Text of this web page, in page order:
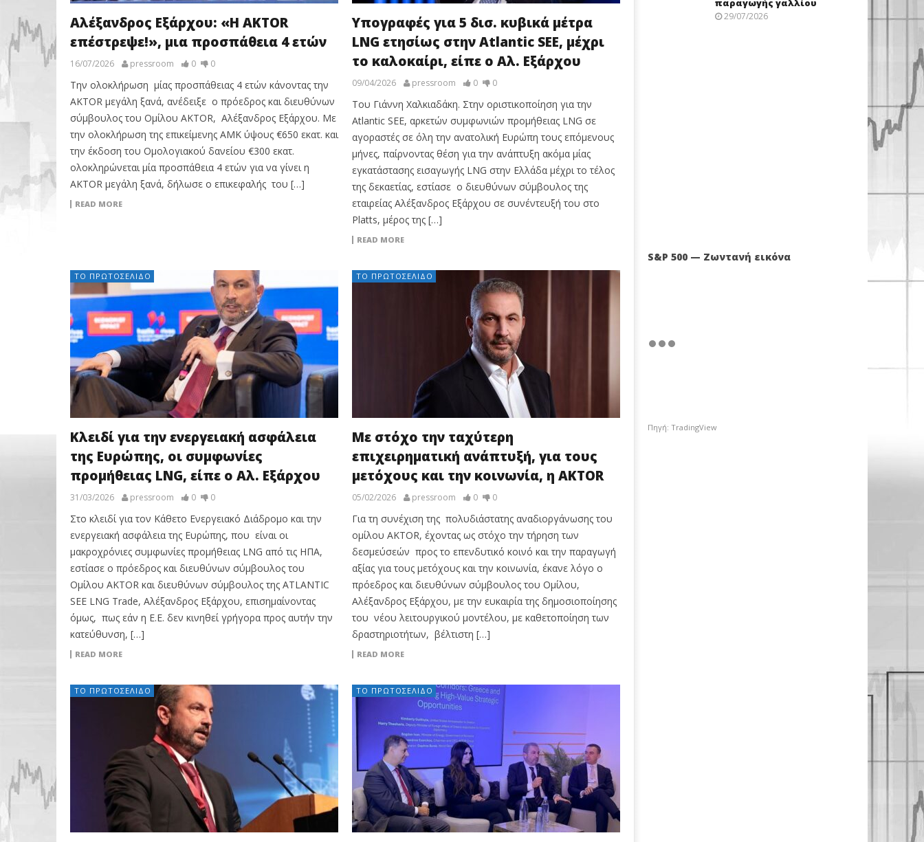
Αλέξανδρος Εξάρχου: «Η AKTOR
επέστρεψε!», μια προσπάθεια 4 ετών
16/07/2026 pressroom 0 0
Την ολοκλήρωση μίας προσπάθειας 4 ετών κάνοντας την
AKTOR μεγάλη ξανά, ανέδειξε ο πρόεδρος και διευθύνων
σύμβουλος του Ομίλου AKTOR, Αλέξανδρος Εξάρχου. Με
την ολοκλήρωση της επικείμενης ΑΜΚ ύψους €650 εκατ. και
την έκδοση του Ομολογιακού δανείου €300 εκατ.
ολοκληρώνεται μία προσπάθεια 4 ετών για να γίνει η
AKTOR μεγάλη ξανά, δήλωσε ο επικεφαλής του […]
READ MORE
Υπογραφές για 5 δισ. κυβικά μέτρα
LNG ετησίως στην Atlantic SEE, μέχρι
το καλοκαίρι, είπε ο Αλ. Εξάρχου
09/04/2026 pressroom 0 0
Του Γιάννη Χαλκιαδάκη. Στην οριστικοποίηση για την
Atlantic SEE, αρκετών συμφωνιών προμήθειας LNG σε
αγοραστές σε όλη την ανατολική Ευρώπη τους επόμενους
μήνες, παίρνοντας θέση για την ανάπτυξη ακόμα μίας
εγκατάστασης εισαγωγής LNG στην Ελλάδα μέχρι το τέλος
της δεκαετίας, εστίασε ο διευθύνων σύμβουλος της
εταιρείας Αλέξανδρος Εξάρχου σε συνέντευξή του στο
Platts, μέρος της […]
READ MORE
ΤΟ ΠΡΩΤΟΣΈΛΙΔΟ
Κλειδί για την ενεργειακή ασφάλεια
της Ευρώπης, οι συμφωνίες
προμήθειας LNG, είπε ο Αλ. Εξάρχου
31/03/2026 pressroom 0 0
Στο κλειδί για τον Κάθετο Ενεργειακό Διάδρομο και την
ενεργειακή ασφάλεια της Ευρώπης, που είναι οι
μακροχρόνιες συμφωνίες προμήθειας LNG από τις ΗΠΑ,
εστίασε ο πρόεδρος και διευθύνων σύμβουλος του
Ομίλου AKTOR και διευθύνων σύμβουλος της ATLANTIC
SEE LNG Trade, Αλέξανδρος Εξάρχου, επισημαίνοντας
όμως, πως εάν η Ε.Ε. δεν κινηθεί γρήγορα προς αυτήν την
κατεύθυνση, […]
READ MORE
ΤΟ ΠΡΩΤΟΣΈΛΙΔΟ
Με στόχο την ταχύτερη
επιχειρηματική ανάπτυξή, για τους
μετόχους και την κοινωνία, η AKTOR
05/02/2026 pressroom 0 0
Για τη συνέχιση της πολυδιάστατης αναδιοργάνωσης του
ομίλου AKTOR, έχοντας ως στόχο την τήρηση των
δεσμεύσεών προς το επενδυτικό κοινό και την παραγωγή
αξίας για τους μετόχους και την κοινωνία, έκανε λόγο ο
πρόεδρος και διευθύνων σύμβουλος του Ομίλου,
Αλέξανδρος Εξάρχου, με την ευκαιρία της δημοσιοποίησης
του νέου λειτουργικού μοντέλου, με καθετοποίηση των
δραστηριοτήτων, βέλτιστη […]
READ MORE
ΤΟ ΠΡΩΤΟΣΈΛΙΔΟ ΤΟ ΠΡΩΤΟΣΈΛΙΔΟ
παραγωγής γαλλίου
29/07/2026
S&P 500 — Ζωντανή εικόνα
Πηγή: TradingView